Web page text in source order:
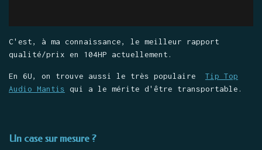
C'est, à ma connaissance, le meilleur rapport
qualité/prix en 104HP actuellement.
En 6U, on trouve aussi le très populaire Tip Top
Audio Mantis qui a le mérite d'être transportable.
Un case sur mesure ?